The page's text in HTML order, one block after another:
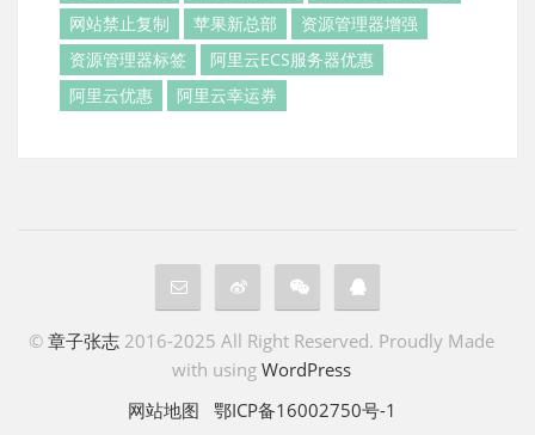
网站禁止复制
苹果新总部
资源管理器增强
资源管理器标签
阿里云ECS服务器优惠
阿里云优惠
阿里云幸运券
© 章子张志 2016-2025 All Right Reserved. Proudly Made
with using WordPress
网站地图
鄂ICP备16002750号-1